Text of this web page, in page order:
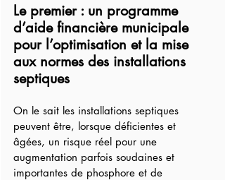
Le premier : un programme
d’aide financière municipale
pour l’optimisation et la mise
aux normes des installations
septiques
On le sait les installations septiques
peuvent être, lorsque déficientes et
âgées, un risque réel pour une
augmentation parfois soudaines et
importantes de phosphore et de